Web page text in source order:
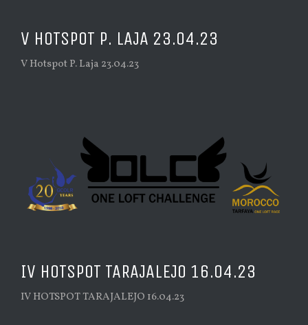
V HOTSPOT P. LAJA 23.04.23
V Hotspot P. Laja 23.04.23
IV HOTSPOT TARAJALEJO 16.04.23
IV HOTSPOT TARAJALEJO 16.04.23